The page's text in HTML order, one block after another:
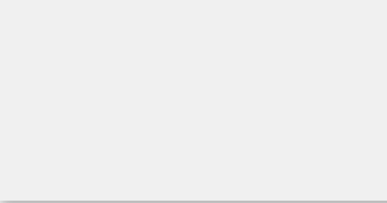
СТАРТОВАЛИ
TOYOTA